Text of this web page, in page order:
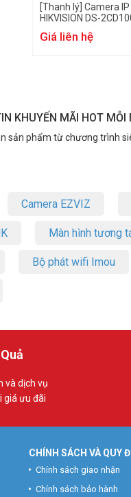
[Thanh lý] Camera
HIKVISION DS-
Giá liên hệ
KHUYẾN MÃI HOT MỖI
sản phẩm từ chương trình
Camera EZVIZ
Màn hình tương
Bộ phát wifi Imou
và dịch vụ
giá ưu đãi
CHÍNH SÁCH VÀ QUY
Chính sách giao nhận
Chính sách bảo hành